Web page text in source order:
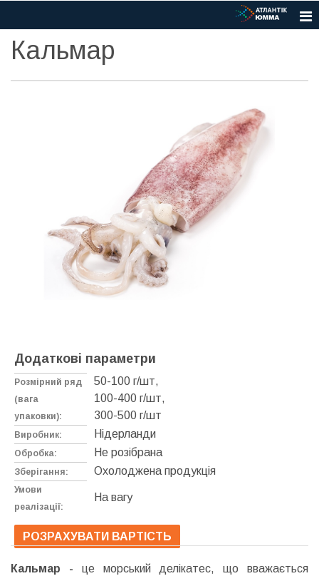
Кальмар
Додаткові параметри
Розмірний ряд
(вага
упаковки):
50-100 г/шт,
100-400 г/шт,
300-500 г/шт
Виробник: Нідерланди
Обробка: Не розібрана
Зберігання: Охолоджена продукція
Умови
реалізації:
На вагу
РОЗРАХУВАТИ ВАРТІСТЬ
Кальмар - це морський делікатес, що вважається